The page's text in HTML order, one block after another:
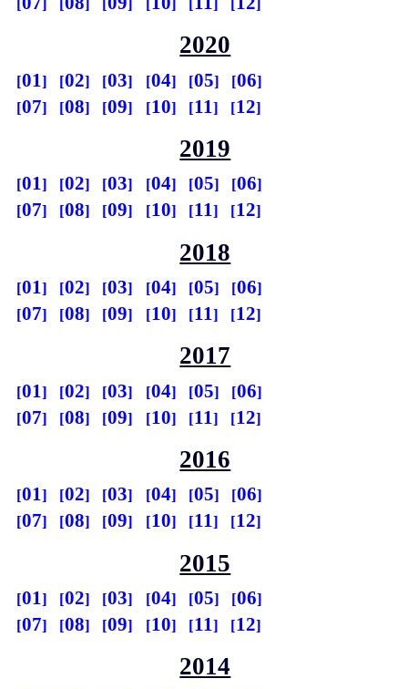
2020
01 02 03 04 05
06
07
08 09 10 11 12
2019
01 02 03 04 05
06
07
08 09 10 11 12
2018
01 02 03 04 05
06
07
08 09 10 11 12
2017
01 02 03 04 05
06
07
08 09 10 11 12
2016
01 02 03 04 05
06
07
08 09 10 11 12
2015
01 02 03 04 05
06
07
08 09 10 11 12
2014